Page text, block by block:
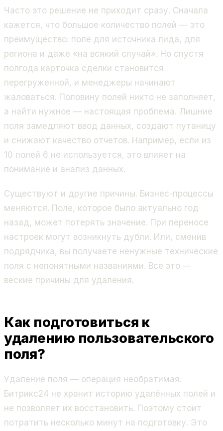
Часто это решение не приходит сразу. Сначала
кажется, что большое количество полей — это
преимущество: поле для источника лида, для
региона и даже «на всякий случай». Но спустя
полгода карточка сделки становится
перегруженной, и менеджеры начинают
жаловаться. Половину полей никто не заполняет,
а найти нужное — настоящая проблема. Лишние
поля замедляют ввод данных, создают путаницу
и снижают качество отчетов. Например, если из
10 полей 6 не используется, это влияет на
понимание и анализ данных.
Существуют и другие причины. Бизнес-процессы
меняются. Поле, которое было актуально год
назад, может потерять значение. При переносе
настроек могут возникнуть дубли. Или, сменив
подрядчика, вы получаете ненужные технические
поля с непонятными названиями. Все это —
веские причины для удаления.
Как подготовиться к
удалению пользовательского
поля?
Удаление поля — операция необратимая.
Битрикс24 не хранит историю удалённых полей и
не позволяет их восстановить. Поэтому стоит
потратить несколько минут на подготовку. Это